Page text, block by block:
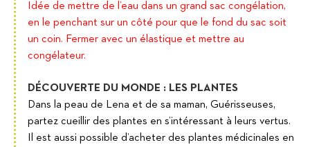
Idée de mettre de l’eau dans un grand sac congélation,
en le penchant sur un côté pour que le fond du sac soit
un coin. Fermer avec un élastique et mettre au
congélateur.
DÉCOUVERTE DU MONDE : LES PLANTES
Dans la peau de Lena et de sa maman, Guérisseuses,
partez cueillir des plantes en s’intéressant à leurs vertus.
Il est aussi possible d’acheter des plantes médicinales en